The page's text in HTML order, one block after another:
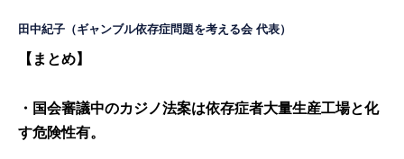
田中紀子 （ギャンブル依存症問題を考える会 代表）
【まとめ】
・国会審議中のカジノ法案は依存症者大量生産工場と化
す危険性有。